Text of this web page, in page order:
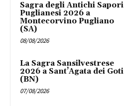
Sagra degli Antichi Sapori
Puglianesi 2026 a
Montecorvino Pugliano
(SA)
08/08/2026
La Sagra Sansilvestrese
2026 a Sant’Agata dei Goti
(BN)
07/08/2026